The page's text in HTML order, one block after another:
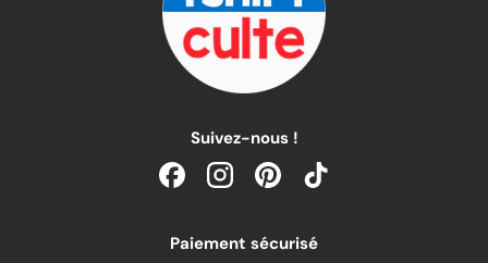
Suivez-nous !
FacebookInstagramPinterestTikTok
Paiement sécurisé